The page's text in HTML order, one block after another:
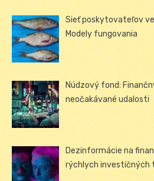
Sieť poskytovateľov
Modely fungovania
Núdzový fond:
neočakávané udalosti
Dezinformácie na
rýchlych investičných